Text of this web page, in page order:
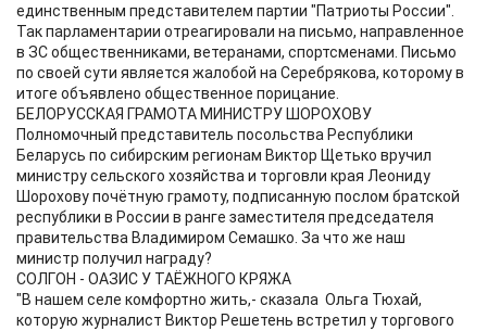
единственным представителем партии "Патриоты России".
Так парламентарии отреагировали на письмо, направленное
в ЗС общественниками, ветеранами, спортсменами. Письмо
по своей сути является жалобой на Серебрякова, которому в
итоге объявлено общественное порицание.
БЕЛОРУССКАЯ ГРАМОТА МИНИСТРУ ШОРОХОВУ
Полномочный представитель посольства Республики
Беларусь по сибирским регионам Виктор Щетько вручил
министру сельского хозяйства и торговли края Леониду
Шорохову почётную грамоту, подписанную послом братской
республики в России в ранге заместителя председателя
правительства Владимиром Семашко. За что же наш
министр получил награду?
СОЛГОН - ОАЗИС У ТАЁЖНОГО КРЯЖА
"В нашем селе комфортно жить,- сказала Ольга Тюхай,
которую журналист Виктор Решетень встретил у торгового